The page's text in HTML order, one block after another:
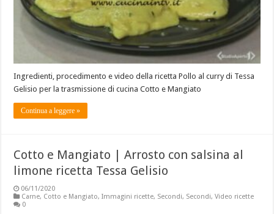
Ingredienti, procedimento e video della ricetta Pollo al curry di Tessa
Gelisio per la trasmissione di cucina Cotto e Mangiato
Continua a leggere »
Cotto e Mangiato | Arrosto con salsina al
limone ricetta Tessa Gelisio
06/11/2020
Carne, Cotto e Mangiato,Immagini ricette, Secondi, Secondi,Video ricette
0